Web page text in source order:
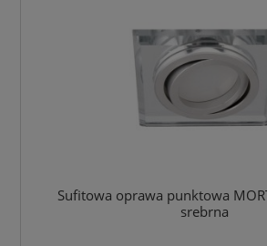
Sufitowa oprawa punktowa
srebrna